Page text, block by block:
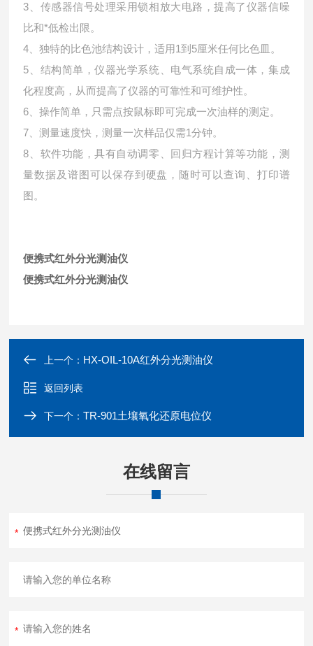
3、传感器信号处理采用锁相放大电路，提高了仪器信噪
比和*低检出限。
4、独特的比色池结构设计，适用1到5厘米任何比色皿。
5、结构简单，仪器光学系统、电气系统自成一体，集成
化程度高，从而提高了仪器的可靠性和可维护性。
6、操作简单，只需点按鼠标即可完成一次油样的测定。
7、测量速度快，测量一次样品仅需1分钟。
8、软件功能，具有自动调零、回归方程计算等功能，测
量数据及谱图可以保存到硬盘，随时可以查询、打印谱
图。
便携式红外分光测油仪
便携式红外分光测油仪
上一个： HX-OIL-10A红外分光测油仪
返回列表
下一个：TR-901土壤氧化还原电位仪
在线留言